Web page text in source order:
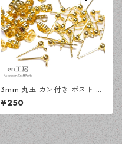
3mm 丸玉 カン付き ポスト ピ
アス ゴールド 20ピース 金属
キャッチ ピアスパーツ 【en工
房】
¥250